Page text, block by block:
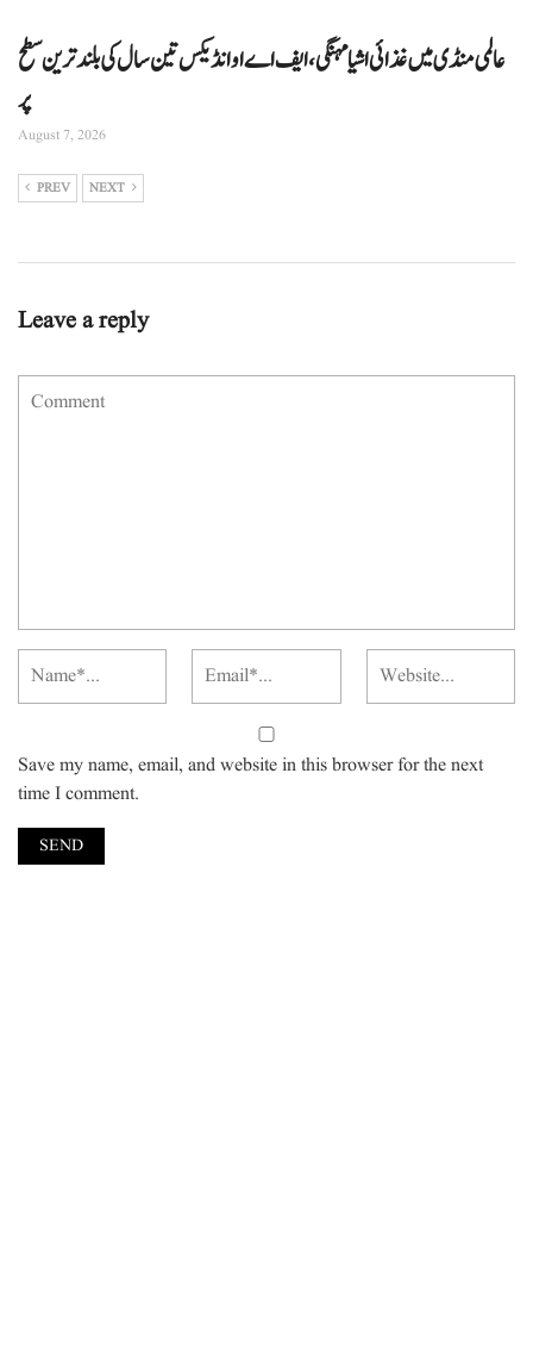
عالمی منڈی میں غذائی اشیا مہنگی، ایف اے او انڈیکس تین سال کی بلند ترین سطح
پر
August 7, 2026
PREV NEXT
Leave a reply
Save my name, email, and website in this browser for the next
time I comment.